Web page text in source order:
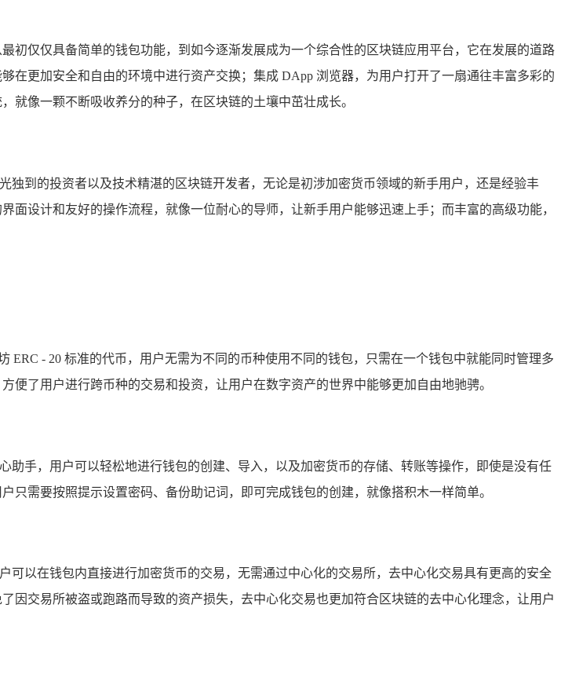
初仅仅具备简单的钱包功能，到如今逐渐发展成为一个综合性的区块链应用平台，它在发展的道路
在更加安全和自由的环境中进行资产交换；集成 DApp 浏览器，为用户打开了一扇通往丰富多彩的
就像一颗不断吸收养分的种子，在区块链的土壤中茁壮成长。
独到的投资者以及技术精湛的区块链开发者，无论是初涉加密货币领域的新手用户，还是经验丰
面设计和友好的操作流程，就像一位耐心的导师，让新手用户能够迅速上手；而丰富的高级功能，
ERC - 20 标准的代币，用户无需为不同的币种使用不同的钱包，只需在一个钱包中就能同时管理多
了用户进行跨币种的交易和投资，让用户在数字资产的世界中能够更加自由地驰骋。
助手，用户可以轻松地进行钱包的创建、导入，以及加密货币的存储、转账等操作，即使是没有任
只需要按照提示设置密码、备份助记词，即可完成钱包的创建，就像搭积木一样简单。
可以在钱包内直接进行加密货币的交易，无需通过中心化的交易所，去中心化交易具有更高的安全
交易所被盗或跑路而导致的资产损失，去中心化交易也更加符合区块链的去中心化理念，让用户